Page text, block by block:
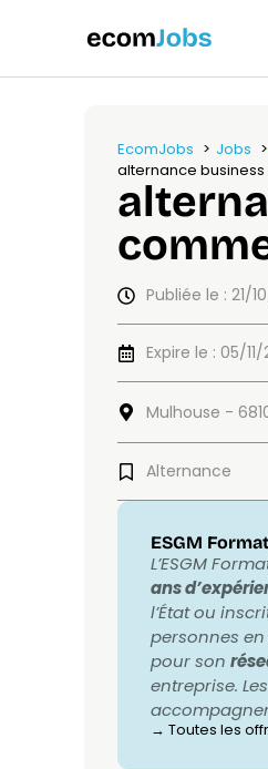
EcomJobs Jobs
alternance
Publiée le : 21/
Expire le : 05/
Mulhouse -
Alternance
ESGM
L’ESGM
ans
l’État ou
personnes
pour son
entreprise.
→ Toutes les